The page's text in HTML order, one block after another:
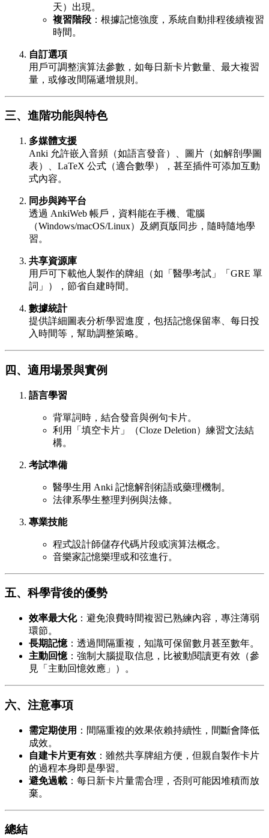
天）出現。
複習階段 ：根據記憶強度，系統自動排程後續複習
時間。
自訂選項
用戶可調整演算法參數，如每日新卡片數量、最大複習
量，或修改間隔遞增規則。
三、進階功能與特色
多媒體支援
Anki 允許嵌入音頻（如語言發音）、圖片（如解剖學圖
表）、LaTeX 公式（適合數學），甚至插件可添加互動
式內容。
同步與跨平台
透過 AnkiWeb 帳戶，資料能在手機、電腦
（Windows/macOS/Linux）及網頁版同步，隨時隨地學
習。
共享資源庫
用戶可下載他人製作的牌組（如「醫學考試」「GRE 單
詞」），節省自建時間。
數據統計
提供詳細圖表分析學習進度，包括記憶保留率、每日投
入時間等，幫助調整策略。
四、適用場景與實例
語言學習
背單詞時，結合發音與例句卡片。
利用「填空卡片」（Cloze Deletion）練習文法結
構。
考試準備
醫學生用 Anki 記憶解剖術語或藥理機制。
法律系學生整理判例與法條。
專業技能
程式設計師儲存代碼片段或演算法概念。
音樂家記憶樂理或和弦進行。
五、科學背後的優勢
效率最大化：避免浪費時間複習已熟練內容，專注薄弱
環節。
長期記憶：透過間隔重複，知識可保留數月甚至數年。
主動回憶：強制大腦提取信息，比被動閱讀更有效（參
見「主動回憶效應」）。
六、注意事項
需定期使用 ：間隔重複的效果依賴持續性，間斷會降低
成效。
自建卡片更有效 ：雖然共享牌組方便，但親自製作卡片
的過程本身即是學習。
避免過載 ：每日新卡片量需合理，否則可能因堆積而放
棄。
總結